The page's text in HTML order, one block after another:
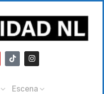
Escena